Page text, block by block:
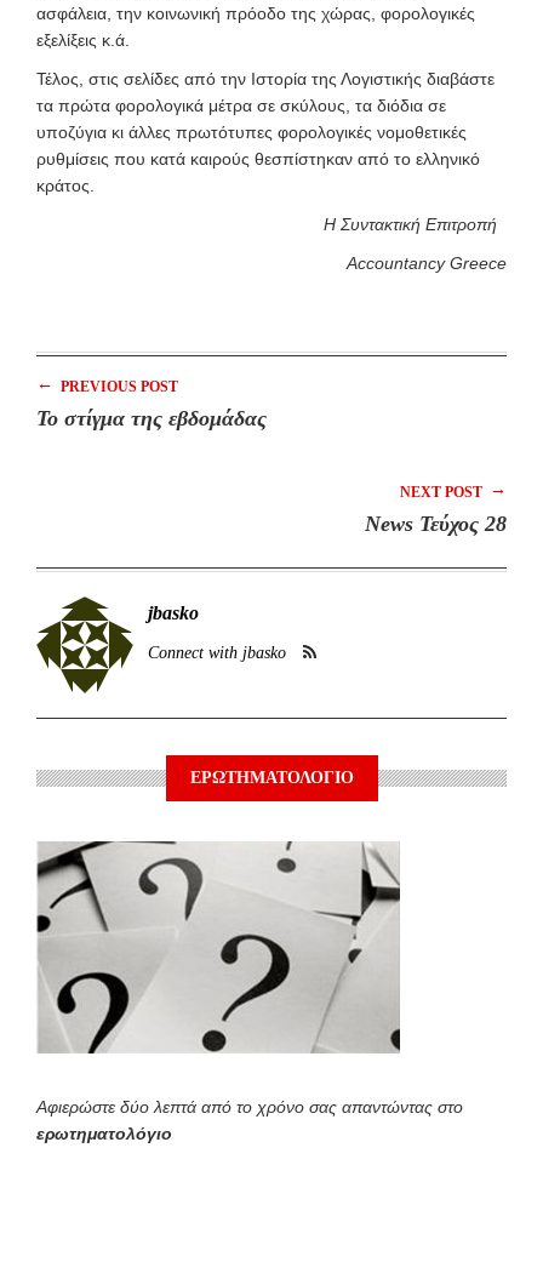
ασφάλεια, την κοινωνική πρόοδο της χώρας, φορολογικές
εξελίξεις κ.ά.
Τέλος, στις σελίδες από την Ιστορία της Λογιστικής διαβάστε
τα πρώτα φορολογικά μέτρα σε σκύλους, τα διόδια σε
υποζύγια κι άλλες πρωτότυπες φορολογικές νομοθετικές
ρυθμίσεις που κατά καιρούς θεσπίστηκαν από το ελληνικό
κράτος.
Η Συντακτική Επιτροπή
Accountancy Greece
← PREVIOUS POST
Το στίγμα της εβδομάδας
NEXT POST →
News Τεύχος 28
jbasko
Connect with jbasko
ΕΡΩΤΗΜΑΤΟΛΟΓΙΟ
Αφιερώστε δύο λεπτά από το χρόνο σας απαντώντας στο
ερωτηματολόγιο